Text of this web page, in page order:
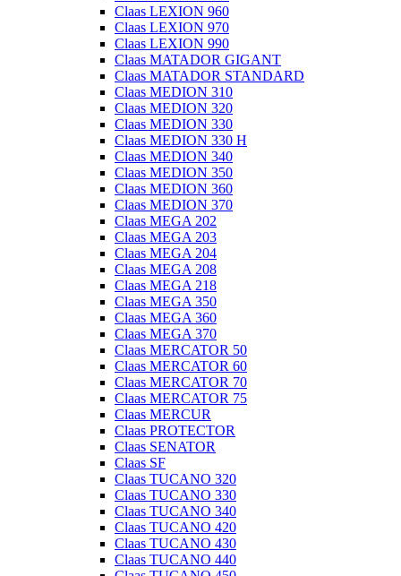
Claas LEXION 960
Claas LEXION 970
Claas LEXION 990
Claas MATADOR GIGANT
Claas MATADOR STANDARD
Claas MEDION 310
Claas MEDION 320
Claas MEDION 330
Claas MEDION 330 H
Claas MEDION 340
Claas MEDION 350
Claas MEDION 360
Claas MEDION 370
Claas MEGA 202
Claas MEGA 203
Claas MEGA 204
Claas MEGA 208
Claas MEGA 218
Claas MEGA 350
Claas MEGA 360
Claas MEGA 370
Claas MERCATOR 50
Claas MERCATOR 60
Claas MERCATOR 70
Claas MERCATOR 75
Claas MERCUR
Claas PROTECTOR
Claas SENATOR
Claas SF
Claas TUCANO 320
Claas TUCANO 330
Claas TUCANO 340
Claas TUCANO 420
Claas TUCANO 430
Claas TUCANO 440